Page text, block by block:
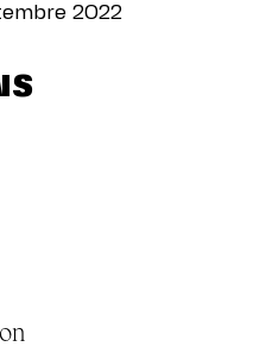
2022